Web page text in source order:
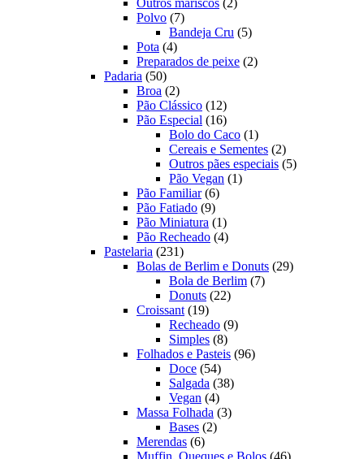
Outros mariscos 2
Polvo 77
produtos
Bandeja Cru 55
Pota 44
produtos
Preparados de peixe 22
Padaria 5050
produtos
Broa 22
produtos
Pão Clássico 1212
produtos
Pão Especial 1616
produtos
Bolo do Caco 11
produto
Cereais e Sementes 22
produtos
Outros pães especiais 55
Pão Vegan 11
Pão Familiar 66
produtos
Pão Fatiado 99
produtos
Pão Miniatura 11
produto
Pão Recheado 44
Pastelaria 231231
produtos
Bolas de Berlim e Donuts 2929
Bola de Berlim 77
Donuts 2222
Croissant 1919
produtos
Recheado 99
Simples 88
produtos
Folhados e Pasteis 9696
Doce 5454
produtos
Salgada 3838
Vegan 44
produtos
Massa Folhada 33
Bases 22
Merendas 66
produtos
Muffin, Queques e Bolos 4646